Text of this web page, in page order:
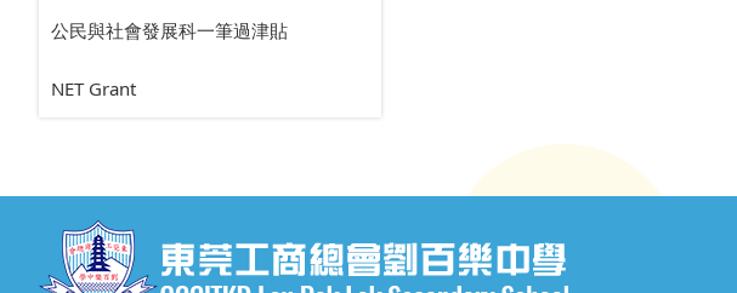
公民與社會發展科一筆過津貼
NET Grant